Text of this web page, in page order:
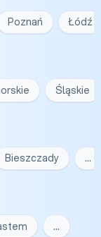
Poznań Łódź
Śląskie
Bieszczady …
…